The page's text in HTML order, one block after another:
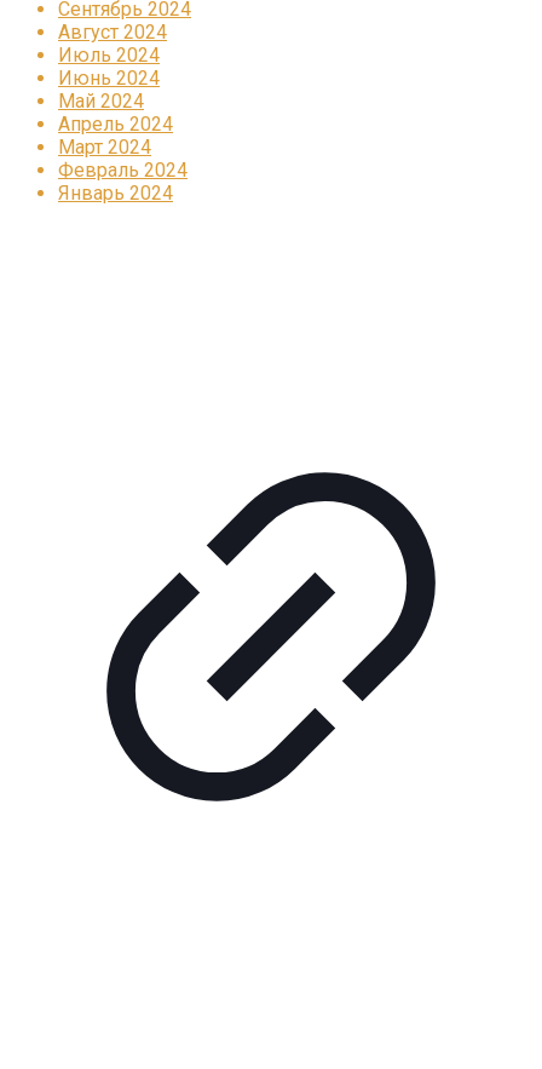
Сентябрь 2024
Август 2024
Июль 2024
Июнь 2024
Май 2024
Апрель 2024
Март 2024
Февраль 2024
Январь 2024